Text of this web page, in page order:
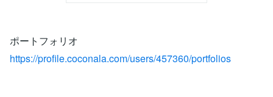
ポートフォリオ
https://profile.coconala.com/users/457360/portfolios